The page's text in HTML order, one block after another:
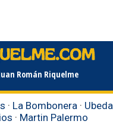
Román Riquelme
· La Bombonera · Ubeda
· Martin Palermo